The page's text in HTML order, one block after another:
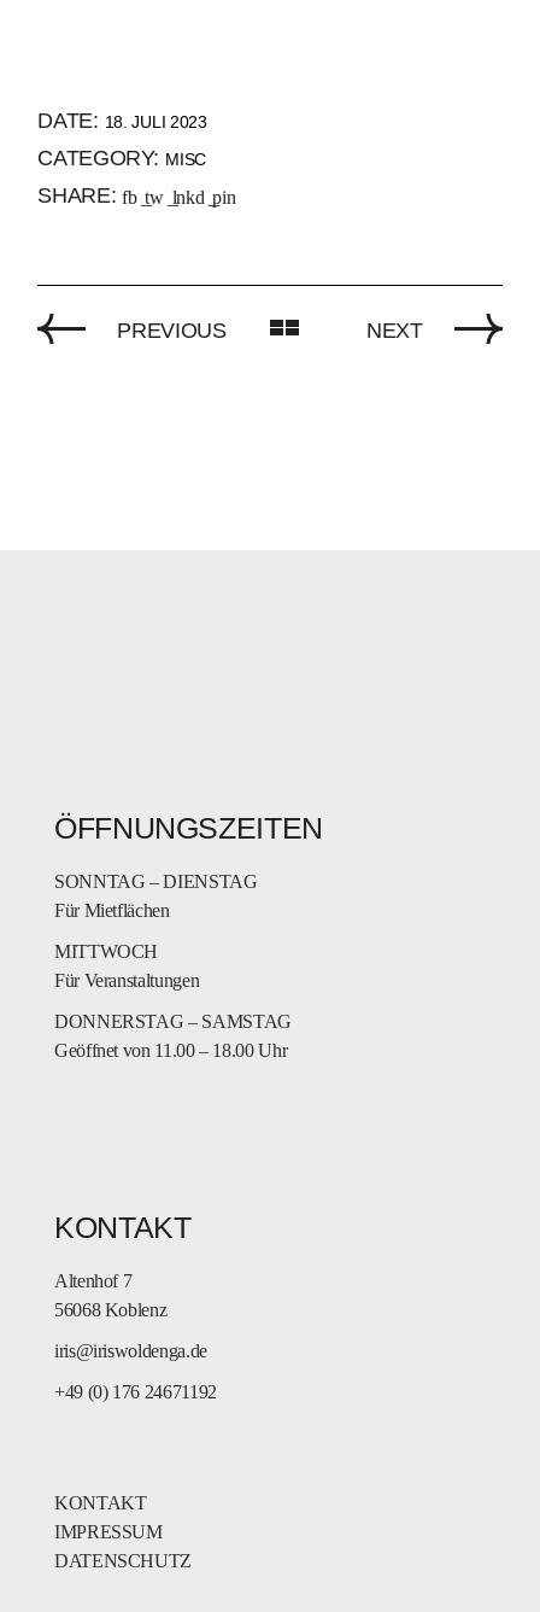
DATE: 18. JULI 2023
CATEGORY: MISC
SHARE: fb tw lnkd pin
PREVIOUS NEXT
ÖFFNUNGSZEITEN
SONNTAG – DIENSTAG
Für Mietflächen
MITTWOCH
Für Veranstaltungen
DONNERSTAG – SAMSTAG
Geöffnet von 11.00 – 18.00 Uhr
KONTAKT
IMPRESSUM
DATENSCHUTZ
KONTAKT
Altenhof 7
56068 Koblenz
iris@iriswoldenga.de
+49 (0) 176 24671192